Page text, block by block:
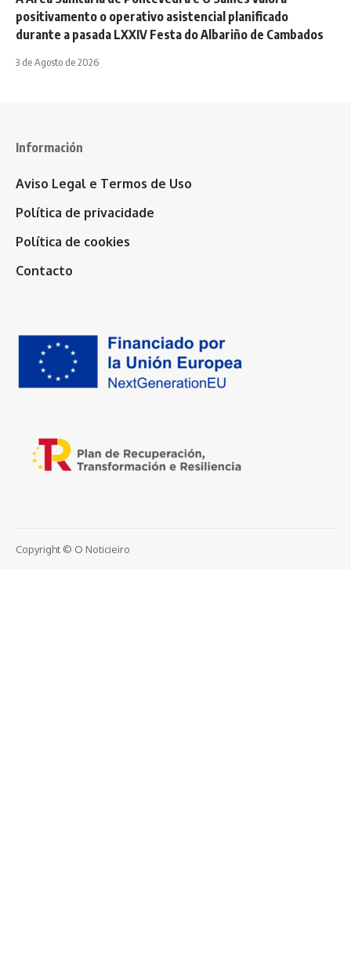
positivamento o operativo asistencial planificado
durante a pasada LXXIV Festa do Albariño de Cambados
3 de Agosto de 2026
Información
Aviso Legal e Termos de Uso
Política de privacidade
Política de cookies
Contacto
Copyright © O Noticieiro